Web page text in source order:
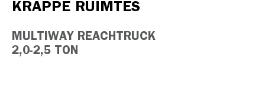
KRAPPE RUIMTES
MULTIWAY REACHTRUCK
2,0-2,5 TON